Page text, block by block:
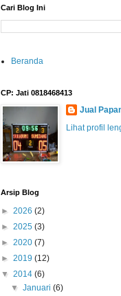
Cari Blog Ini
Beranda
CP: Jati 0818468413
Jual
Lihat profil
Arsip Blog
► 2026 (2)
► 2025 (3)
► 2020 (7)
► 2019 (12)
▼ 2014 (6)
▼Januari(6)